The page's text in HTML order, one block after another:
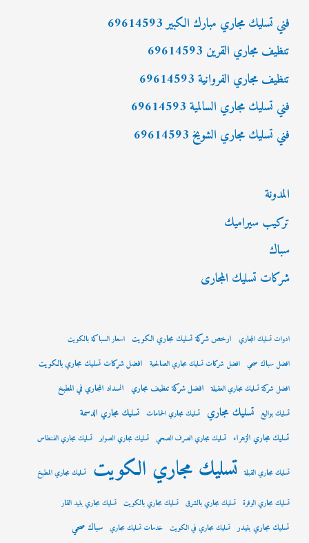
ع
فني تسليك مجاري مبارك الكبير 69614593
تنظيف مجاري القرين 69614593
تنظيف مجاري الفروانية 69614593
فني تسليك مجاري السالمية 69614593
فني تسليك مجاري الشويخ 69614593
المدونة
تركيب سيراميك
سباك
شركات تسليك المجارى
ادوات تسليك المجاري ارخص شركة تسليك مجاري الكويت اسعار السباكة بالكويت
افضل سباك صحي افضل شركات تسليك مجاري الصالحية افضل شركات تسليك مجاري بالكويت
افضل شركة تسليك مجاري العقيلة افضل شركة تنظيف مجاري انسداد المجاري في المطبخ
تسليك بواليع تسليك مجاري تسليك مجاري الحمامات تسليك مجاري الدسمة
تسليك مجاري الزهراء تسليك مجاري الصرف الصحي تسليك مجاري الصوابر تسليك مجاري الفنطاس
تسليك مجاري القبلة تسليك مجاري الكويت تسليك مجاري المطبخ
تسليك مجاري الوفرة تسليك مجاري بالشرق تسليك مجاري بالكويت تسليك مجاري بنيد القار
تسليك مجاري بنيدر تسليك مجاري في الكويت خدمات تسليك مجاري سباك صحي